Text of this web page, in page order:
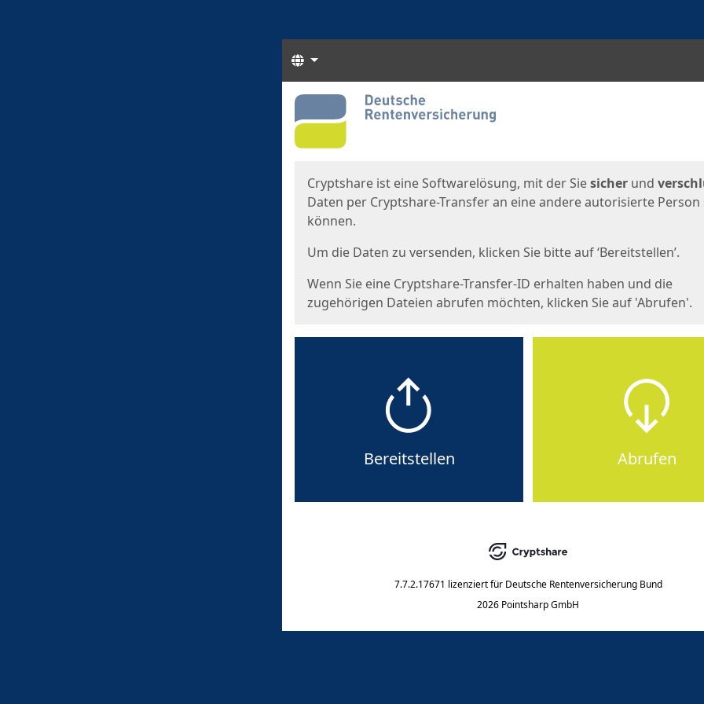
Sprachen
Start
Cryptshare ist eine Softwarelösung, mit der Siesicher und
Daten per Cryptshare-Transfer an eine andere autorisierte Person
können.
Um die Daten zu versenden, klicken Sie bitte auf ‘Bereitstellen’.
Wenn Sie eine Cryptshare-Transfer-ID erhalten haben und die
zugehörigen Dateien abrufen möchten, klicken Sie auf 'Abrufen'.
Bereitstellen Abrufen
7.7.2.17671 lizenziert für Deutsche Rentenversicherung Bund
2026 Pointsharp GmbH